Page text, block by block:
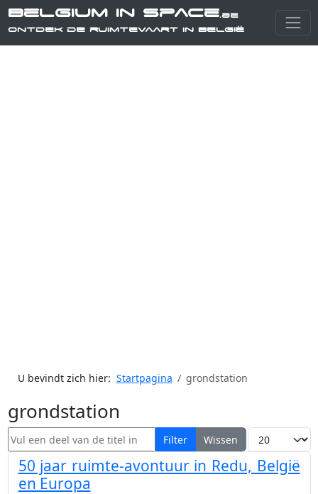
Belgium in Space.be
Ontdek de ruimtevaart in België
U bevindt zich hier: Startpagina grondstation
grondstation
Vul een deel van de titel in Filter Wissen Toon #
50 jaar ruimte-avontuur in Redu, België
en Europa